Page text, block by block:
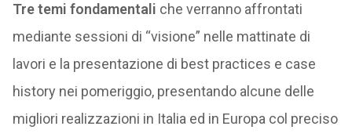
Tre temi fondamentali che verranno affrontati
mediante sessioni di “visione” nelle mattinate di
lavori e la presentazione di best practices e case
history nei pomeriggio, presentando alcune delle
migliori realizzazioni in Italia ed in Europa col preciso